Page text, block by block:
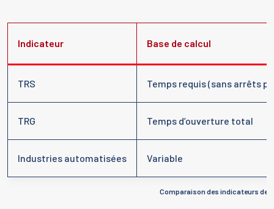
Comparaison des indicateurs de
Indicateur Base de calcul
TRS Temps requis (sans arrêts
TRG Temps d’ouverture total
Industries automatisées Variable